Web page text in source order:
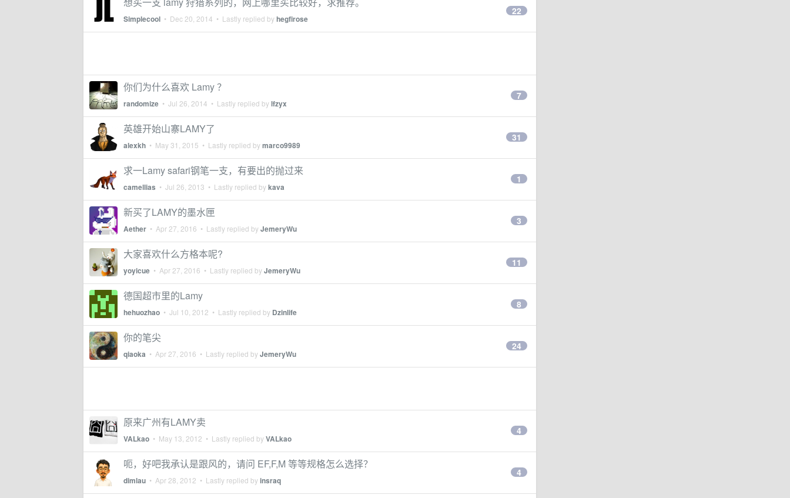
Simplecool • Dec 20, 2014 • Lastly replied byhegfirose
22
你们为什么喜欢 Lamy ？
randomize • Jul 26, 2014 • Lastly replied bylfzyx
7
英雄开始山寨LAMY了
alexkh • May 31, 2015 • Lastly replied bymarco9989
31
求一Lamy safari钢笔一支，有要出的抛过来
camellias • Jul 26, 2013 • Lastly replied bykava
1
新买了LAMY的墨水匣
Aether • Apr 27, 2016 • Lastly replied byJemeryWu
3
大家喜欢什么方格本呢?
yoyicue • Apr 27, 2016 • Lastly replied byJemeryWu
11
德国超市里的Lamy
hehuozhao • Jul 10, 2012 • Lastly replied by Dzinlife
8
你的笔尖
qiaoka • Apr 27, 2016 • Lastly replied byJemeryWu
24
原来广州有LAMY卖
VALkao • May 13, 2012 • Lastly replied byVALkao
4
呃，好吧我承认是跟风的，请问 EF,F,M 等等规格怎么选择？
dimlau • Apr 28, 2012 • Lastly replied byinsraq
4